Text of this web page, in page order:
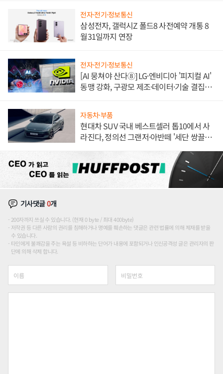
전자·전기·정보통신
삼성전자, 갤럭시Z 폴드8 사전예약 개통 8
월31일까지 연장
전자·전기·정보통신
[AI 뭉쳐야 산다⑧] LG·엔비디아 '피지컬 AI'
동맹 강화, 구광모 제조·데이터·기술 결집
자동차·부품
현대차 SUV 국내 베스트셀러 톱10에서 사
라진다, 정의선 그랜저·아반떼 '세단 쌍끌
기사댓글0개
200자까지 쓰실 수 있습니다. (현재 0 byte / 최대 400byte)
저작권 등 다른 사람의 권리를 침해하거나 명예를 훼손하는 댓글은 관련 법률에 의해 제재를 받을
수 있습니다.
타인에게 불쾌감을 주는 욕설 등 비하하는 단어가 내용에 포함되거나 인신공격성 글은 관리자의 판
단에 의해 삭제 합니다.